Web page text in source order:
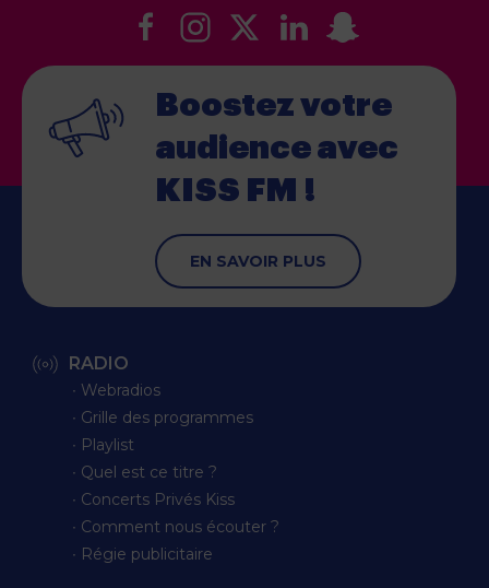
Boostez votre
audience avec
KISS FM !
EN SAVOIR PLUS
RADIO
∙ Webradios
∙ Grille des programmes
∙ Playlist
∙ Quel est ce titre ?
∙ Concerts Privés Kiss
∙ Comment nous écouter ?
∙ Régie publicitaire